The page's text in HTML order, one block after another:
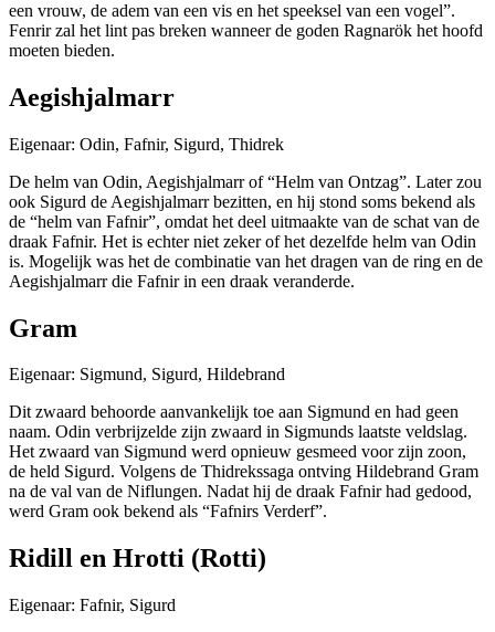
een vrouw, de adem van een vis en het speeksel van een vogel”.
Fenrir zal het lint pas breken wanneer de goden Ragnarök het hoofd
moeten bieden.
Aegishjalmarr
Eigenaar: Odin, Fafnir, Sigurd, Thidrek
De helm van Odin, Aegishjalmarr of “Helm van Ontzag”. Later zou
ook Sigurd de Aegishjalmarr bezitten, en hij stond soms bekend als
de “helm van Fafnir”, omdat het deel uitmaakte van de schat van de
draak Fafnir. Het is echter niet zeker of het dezelfde helm van Odin
is. Mogelijk was het de combinatie van het dragen van de ring en de
Aegishjalmarr die Fafnir in een draak veranderde.
Gram
Eigenaar: Sigmund, Sigurd, Hildebrand
Dit zwaard behoorde aanvankelijk toe aan Sigmund en had geen
naam. Odin verbrijzelde zijn zwaard in Sigmunds laatste veldslag.
Het zwaard van Sigmund werd opnieuw gesmeed voor zijn zoon,
de held Sigurd. Volgens de Thidrekssaga ontving Hildebrand Gram
na de val van de Niflungen. Nadat hij de draak Fafnir had gedood,
werd Gram ook bekend als “Fafnirs Verderf”.
Ridill en Hrotti (Rotti)
Eigenaar: Fafnir, Sigurd